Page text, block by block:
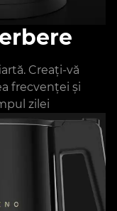
Creați-vă
frecvenței și
zilei